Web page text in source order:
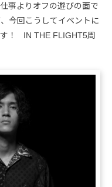
事よりオフの遊びの面で
今回こうしてイベントに
！ IN THE FLIGHT5周